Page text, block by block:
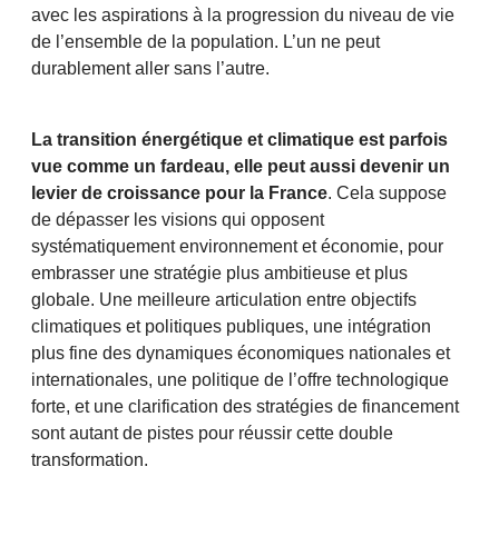
avec les aspirations à la progression du niveau de vie
de l’ensemble de la population. L’un ne peut
durablement aller sans l’autre.
La transition énergétique et climatique est parfois
vue comme un fardeau, elle peut aussi devenir un
levier de croissance pour la France. Cela suppose
de dépasser les visions qui opposent
systématiquement environnement et économie, pour
embrasser une stratégie plus ambitieuse et plus
globale. Une meilleure articulation entre objectifs
climatiques et politiques publiques, une intégration
plus fine des dynamiques économiques nationales et
internationales, une politique de l’offre technologique
forte, et une clarification des stratégies de financement
sont autant de pistes pour réussir cette double
transformation.